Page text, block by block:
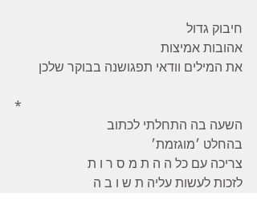
חיבוק גדול
אהובות אמיצות
את המילים וודאי תפגושנה בבוקר שלכן
*
השעה בה התחלתי לכתוב
בהחלט ׳מוגזמת׳
צריכה עם כל ה ה ת מ ס ר ו ת
לזכות לעשות עליה ת ש ו ב ה